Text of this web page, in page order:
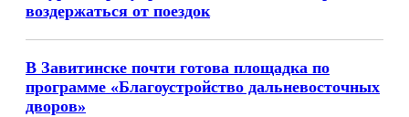
воздержаться от поездок
В Завитинске почти готова площадка по
программе «Благоустройство дальневосточных
дворов»